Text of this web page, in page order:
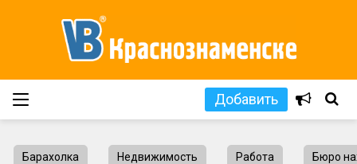
Добавить
Барахолка Недвижимость Работа Бюро